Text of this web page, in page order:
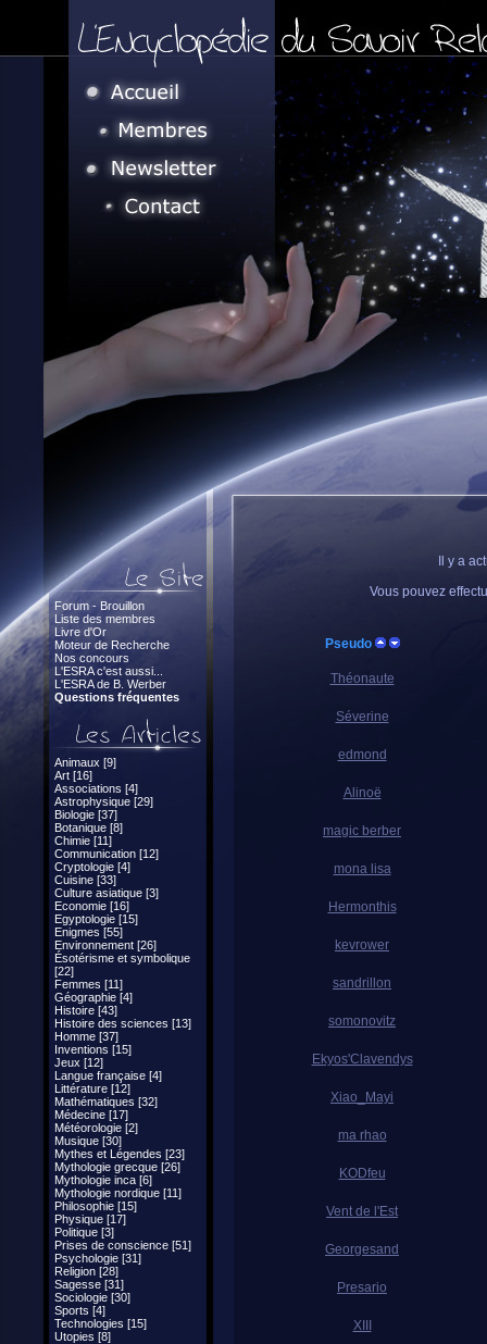
Forum - Brouillon
Liste des membres
Livre d'Or
Moteur de Recherche
Nos concours
L'ESRA c'est aussi...
L'ESRA de B. Werber
Questions fréquentes
Animaux [9]
Art [16]
Associations [4]
Astrophysique [29]
Biologie [37]
Botanique [8]
Chimie [11]
Communication [12]
Cryptologie [4]
Cuisine [33]
Culture asiatique [3]
Economie [16]
Egyptologie [15]
Enigmes [55]
Environnement [26]
Ésotérisme et symbolique
[22]
Femmes [11]
Géographie [4]
Histoire [43]
Histoire des sciences [13]
Homme [37]
Inventions [15]
Jeux [12]
Langue française [4]
Littérature [12]
Mathématiques [32]
Médecine [17]
Météorologie [2]
Musique [30]
Mythes et Légendes [23]
Mythologie grecque [26]
Mythologie inca [6]
Mythologie nordique [11]
Philosophie [15]
Physique [17]
Politique [3]
Prises de conscience [51]
Psychologie [31]
Religion [28]
Sagesse [31]
Sociologie [30]
Sports [4]
Technologies [15]
Utopies [8]
Il y a
Vous pouvez
Pseudo
Théonaute
Séverine
edmond
Alinoë
magic berber
mona lisa
Hermonthis
kevrower
sandrillon
somonovitz
Ekyos'Clavendys
Xiao_Mayi
ma rhao
KODfeu
Vent de l'Est
Georgesand
Presario
XIII